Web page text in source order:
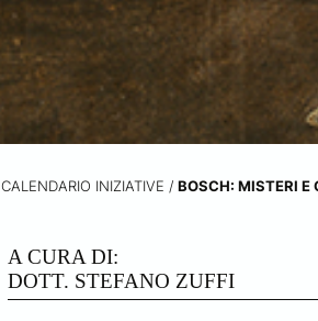
CALENDARIO INIZIATIVE / BOSCH: MISTERI E
A CURA DI:
DOTT. STEFANO ZUFFI